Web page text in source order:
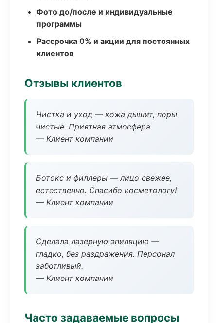
Фото до/после и индивидуальные
программы
Рассрочка 0% и акции для постоянных
клиентов
Отзывы клиентов
Чистка и уход — кожа дышит, поры
чистые. Приятная атмосфера.
— Клиент компании
Ботокс и филлеры — лицо свежее,
естественно. Спасибо косметологу!
— Клиент компании
Сделала лазерную эпиляцию —
гладко, без раздражения. Персонал
заботливый.
— Клиент компании
Часто задаваемые вопросы